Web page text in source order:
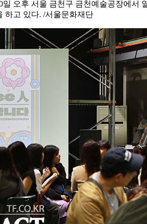
오후 서울 금천구 금천예술공장에서
하고 있다. /서울문화재단